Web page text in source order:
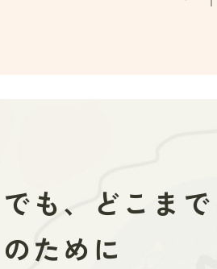
も、どこまで
ために